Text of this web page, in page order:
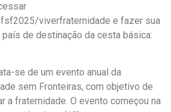
viverfraternidade e fazer sua
de destinação da cesta básica:
se de um evento anual da
sem Fronteiras, com objetivo de
a fraternidade. O evento começou na